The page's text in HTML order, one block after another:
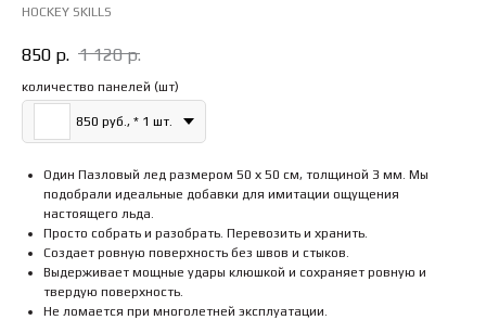
HOCKEY SKILLS
850 р. 1 120 р.
количество панелей (шт)
850 руб., * 1 шт.
Один Пазловый лед размером 50 х 50 см, толщиной 3 мм. Мы
подобрали идеальные добавки для имитации ощущения
настоящего льда.
Просто собрать и разобрать. Перевозить и хранить.
Создает ровную поверхность без швов и стыков.
Выдерживает мощные удары клюшкой и сохраняет ровную и
твердую поверхность.
Не ломается при многолетней эксплуатации.